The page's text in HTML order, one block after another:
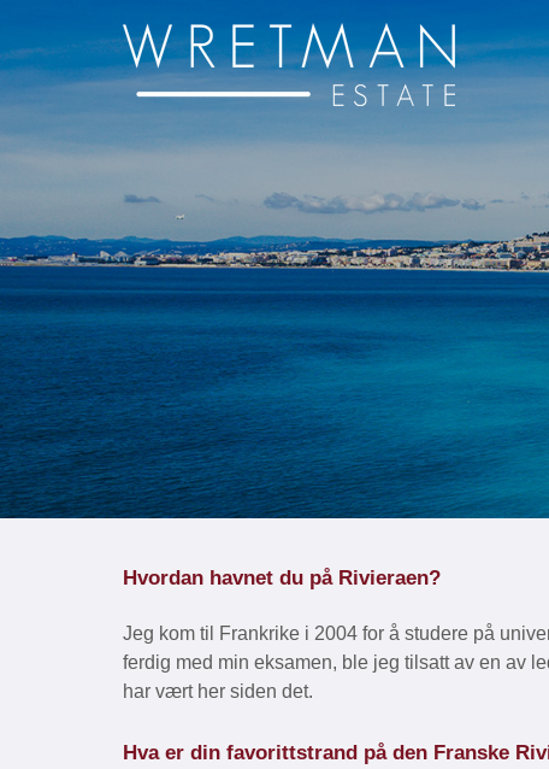
Hvordan havnet du på Rivieraen?
Jeg kom til Frankrike i 2004 for å studere på
ferdig med min eksamen, ble jeg tilsatt av en av
har vært her siden det.
Hva er din favorittstrand på den Franske